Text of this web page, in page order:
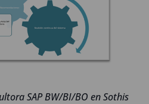
SAP BW/BI/BO en Sothis